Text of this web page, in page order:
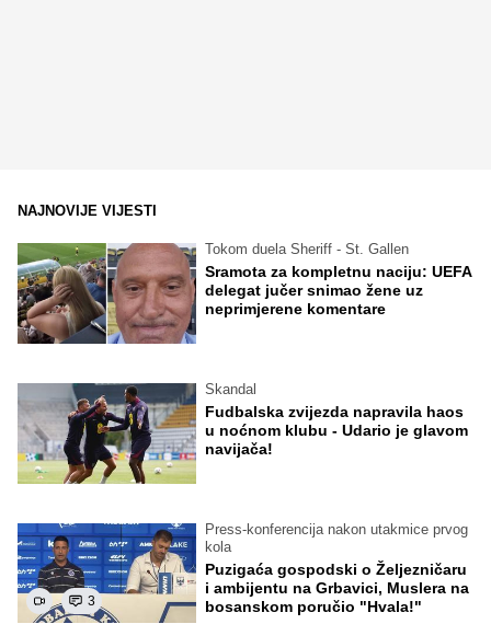
NAJNOVIJE VIJESTI
Tokom duela Sheriff - St. Gallen
Sramota za kompletnu naciju: UEFA
delegat jučer snimao žene uz
neprimjerene komentare
Skandal
Fudbalska zvijezda napravila haos
u noćnom klubu - Udario je glavom
navijača!
3
Press-konferencija nakon utakmice prvog
kola
Puzigaća gospodski o Željezničaru
i ambijentu na Grbavici, Muslera na
bosanskom poručio "Hvala!"